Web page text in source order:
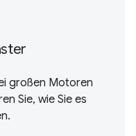
großen Motoren
Sie, wie Sie es